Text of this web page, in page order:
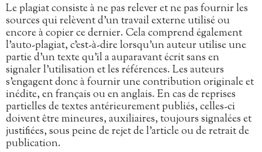
Le plagiat consiste à ne pas relever et ne pas fournir les
sources qui relèvent d’un travail externe utilisé ou
encore à copier ce dernier. Cela comprend également
l’auto-plagiat, c’est-à-dire lorsqu’un auteur utilise une
partie d’un texte qu’il a auparavant écrit sans en
signaler l’utilisation et les références. Les auteurs
s’engagent donc à fournir une contribution originale et
inédite, en français ou en anglais. En cas de reprises
partielles de textes antérieurement publiés, celles-ci
doivent être mineures, auxiliaires, toujours signalées et
justifiées, sous peine de rejet de l’article ou de retrait de
publication.